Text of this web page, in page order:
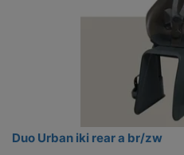
Duo Urban iki rear a br/zw